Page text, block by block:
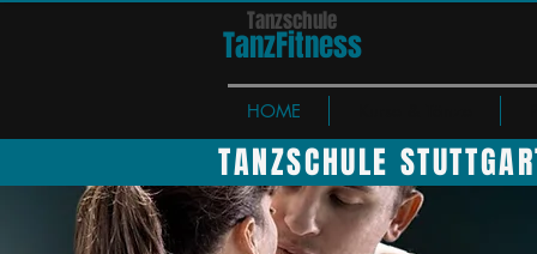
Tanzschule
TanzFitness
HOME
TANZSCHULE